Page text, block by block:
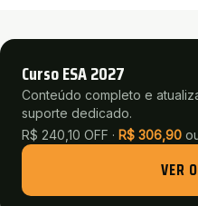
Curso ESA 2027
Conteúdo completo e
suporte dedicado.
R$ 240,10 OFF · R$ 306,90
VER